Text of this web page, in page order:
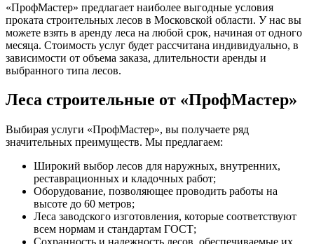
«ПрофМастер» предлагает наиболее выгодные условия
проката строительных лесов в Московской области. У нас вы
можете взять в аренду леса на любой срок, начиная от одного
месяца. Стоимость услуг будет рассчитана индивидуально, в
зависимости от объема заказа, длительности аренды и
выбранного типа лесов.
Леса строительные от «ПрофМастер»
Выбирая услуги «ПрофМастер», вы получаете ряд
значительных преимуществ. Мы предлагаем:
Широкий выбор лесов для наружных, внутренних,
реставрационных и кладочных работ;
Оборудование, позволяющее проводить работы на
высоте до 60 метров;
Леса заводского изготовления, которые соответствуют
всем нормам и стандартам ГОСТ;